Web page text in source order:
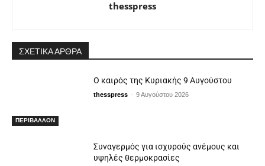
thesspress
ΣΧΕΤΙΚΑ ΑΡΘΡΑ
ΠΕΡΙΒΑΛΛΟΝ
Ο καιρός της Κυριακής 9 Αυγούστου
thesspress - 9 Αυγούστου 2026
Συναγερμός για ισχυρούς ανέμους και
υψηλές θερμοκρασίες